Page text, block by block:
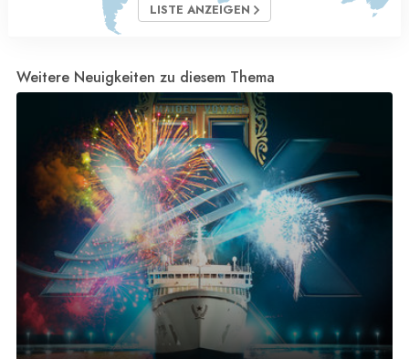
LISTE ANZEIGEN
Weitere Neuigkeiten zu diesem Thema